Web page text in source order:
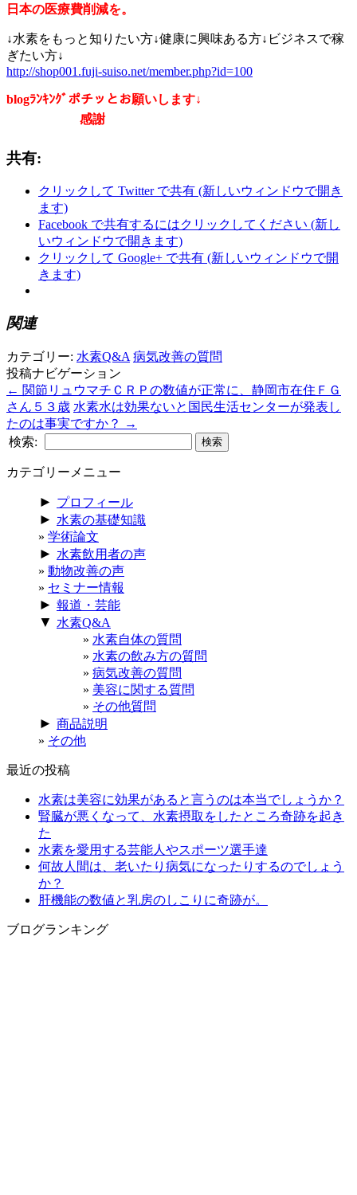
日本の医療費削減を。
↓水素をもっと知りたい方↓健康に興味ある方↓ビジネスで稼
ぎたい方↓
http://shop001.fuji-suiso.net/member.php?id=100
blogﾗﾝｷﾝｸﾞポチッとお願いします↓
感謝
共有:
クリックして Twitter で共有 (新しいウィンドウで開き
ます)
Facebook で共有するにはクリックしてください (新し
いウィンドウで開きます)
クリックして Google+ で共有 (新しいウィンドウで開
きます)
関連
カテゴリー: 水素Q&A 病気改善の質問
投稿ナビゲーション
← 関節リュウマチＣＲＰの数値が正常に、静岡市在住ＦＧ
さん５３歳 水素水は効果ないと国民生活センターが発表し
たのは事実ですか？
→
検索:
カテゴリーメニュー
► プロフィール
► 水素の基礎知識
学術論文
► 水素飲用者の声
動物改善の声
セミナー情報
► 報道・芸能
▼ 水素Q&A
水素自体の質問
水素の飲み方の質問
病気改善の質問
美容に関する質問
その他質問
► 商品説明
その他
最近の投稿
水素は美容に効果があると言うのは本当でしょうか？
腎臓が悪くなって、水素摂取をしたところ奇跡を起き
た
水素を愛用する芸能人やスポーツ選手達
何故人間は、老いたり病気になったりするのでしょう
か？
肝機能の数値と乳房のしこりに奇跡が。
ブログランキング